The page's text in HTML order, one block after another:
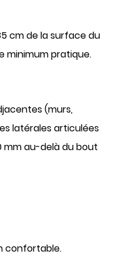
cm de la surface du
minimum pratique.
(murs,
latérales articulées
mm au-delà du bout
confortable.